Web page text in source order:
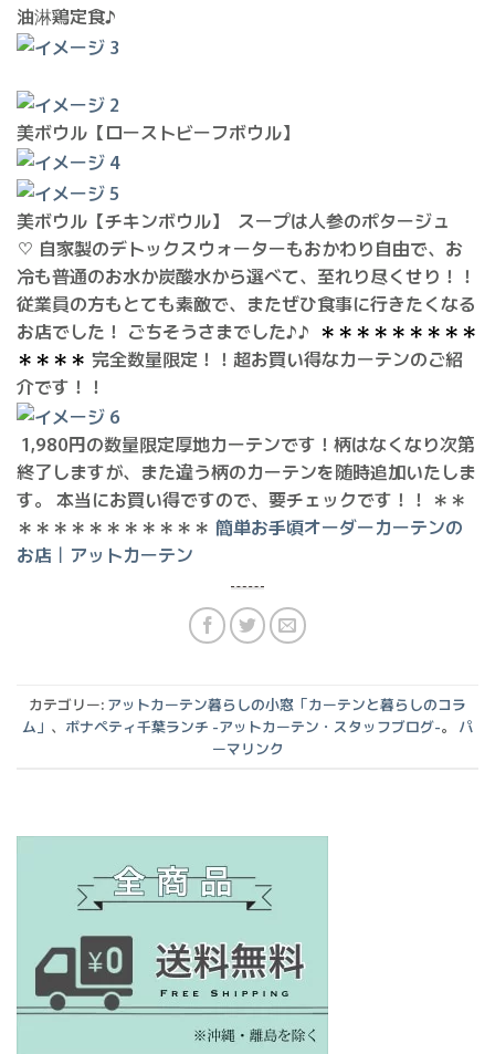
油淋鶏定食♪
美ボウル【ローストビーフボウル】
美ボウル【チキンボウル】 スープは人参のポタージュ
♡ 自家製のデトックスウォーターもおかわり自由で、お
冷も普通のお水か炭酸水から選べて、至れり尽くせり！！
従業員の方もとても素敵で、またぜひ食事に行きたくなる
お店でした！ ごちそうさまでした♪♪ ＊＊＊＊＊＊＊＊＊
＊＊＊＊ 完全数量限定！！ 超お買い得なカーテンのご紹
介です！！
1,980円の数量限定厚地カーテンです！柄はなくなり次第
終了しますが、また違う柄のカーテンを随時追加いたしま
す。 本当にお買い得ですので、要チェックです！！ ＊＊
＊＊＊＊＊＊＊＊＊＊＊ 簡単お手頃オーダーカーテンの
お店｜アットカーテン
カテゴリー: アットカーテン暮らしの小窓「カーテンと暮らしのコラ
ム」 、 ボナペティ千葉ランチ -アットカーテン・スタッフブログ-。 パ
ーマリンク